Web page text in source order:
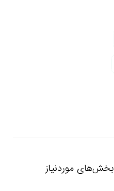
بخش‌های موردنیاز